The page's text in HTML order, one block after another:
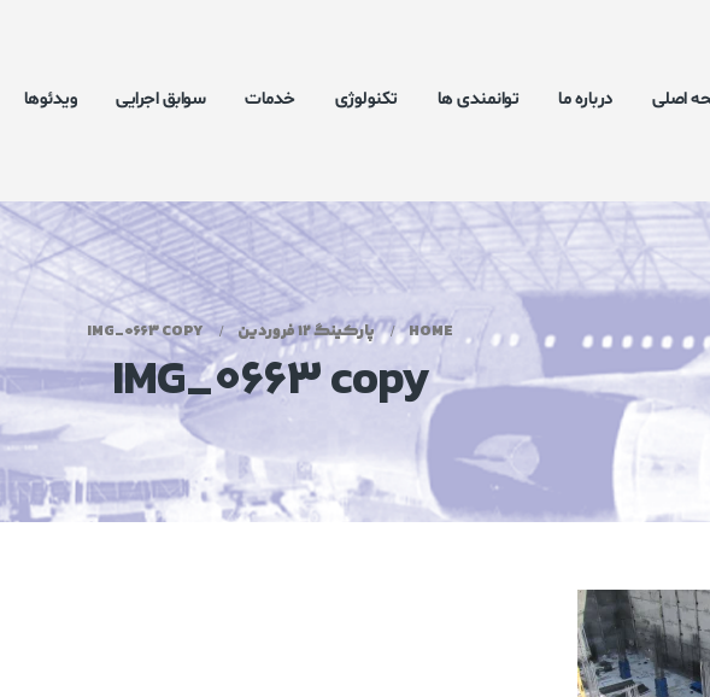
اصلی درباره ما توانمندی ها تکنولوژی خدمات سوابق اجرایی ویدئوها
HOME پارکینگ 12 فروردین IMG_0663 COPY
IMG_0663 copy